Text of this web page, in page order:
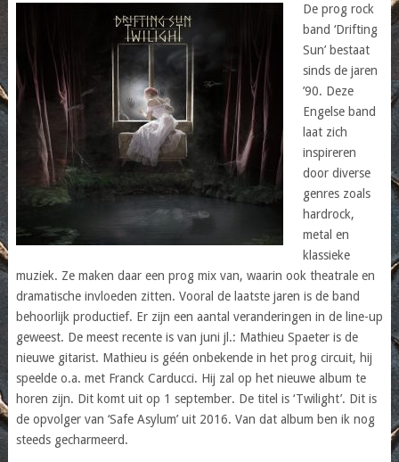
De prog rock
band ‘Drifting
Sun’ bestaat
sinds de jaren
’90. Deze
Engelse band
laat zich
inspireren
door diverse
genres zoals
hardrock,
metal en
klassieke
muziek. Ze maken daar een prog mix van, waarin ook theatrale en
dramatische invloeden zitten. Vooral de laatste jaren is de band
behoorlijk productief. Er zijn een aantal veranderingen in de line-up
geweest. De meest recente is van juni jl.: Mathieu Spaeter is de
nieuwe gitarist. Mathieu is géén onbekende in het prog circuit, hij
speelde o.a. met Franck Carducci. Hij zal op het nieuwe album te
horen zijn. Dit komt uit op 1 september. De titel is ‘Twilight’. Dit is
de opvolger van ‘Safe Asylum’ uit 2016. Van dat album ben ik nog
steeds gecharmeerd.